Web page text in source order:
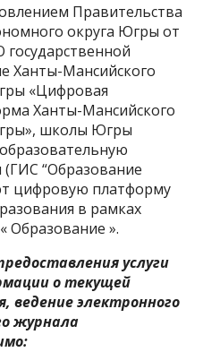
Правительства
округа Югры от
Ханты-Мансийского
«Цифровая
Ханты-Мансийского
школы Югры
(ГИС “Образование
цифровую платформу
в рамках
Образование ».​
услуги
о текущей
ведение электронного
журнала